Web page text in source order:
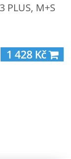
PLUS, M+S
1 428 Kč